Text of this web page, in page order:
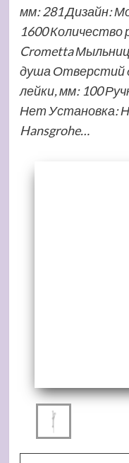
мм: 281 Дизайн:
1600 Количество
Crometta
душа Отверстий
лейки, мм: 100
Нет Установка:
Hansgrohe…